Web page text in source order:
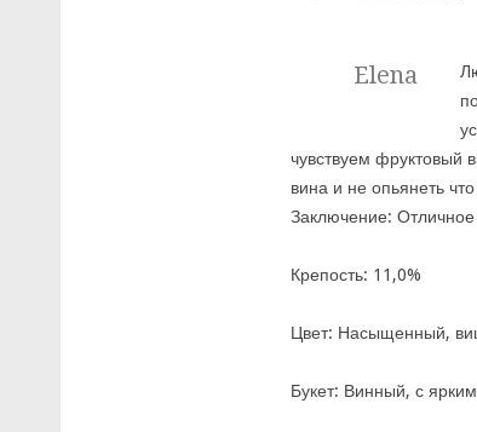
Elena
чувствуем фруктовый
вина и не опьянеть
Заключение:
Крепость: 11,0%
Цвет: Насыщенный,
Букет: Винный, с